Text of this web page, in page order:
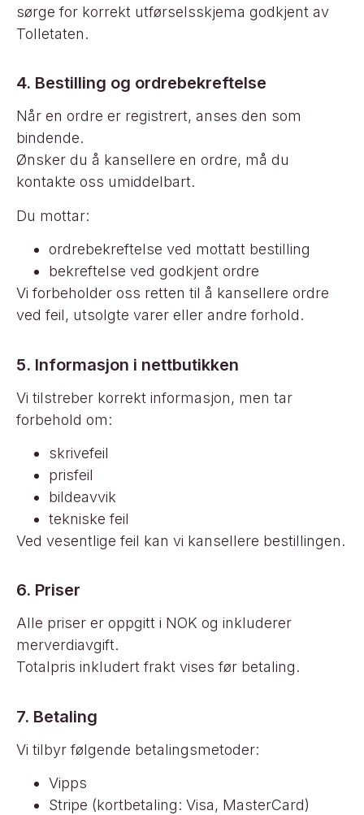
sørge for korrekt utførselsskjema godkjent av
Tolletaten.
4. Bestilling og ordrebekreftelse
Når en ordre er registrert, anses den som
bindende.
Ønsker du å kansellere en ordre, må du
kontakte oss umiddelbart.
Du mottar:
ordrebekreftelse ved mottatt bestilling
bekreftelse ved godkjent ordre
Vi forbeholder oss retten til å kansellere ordre
ved feil, utsolgte varer eller andre forhold.
5. Informasjon i nettbutikken
Vi tilstreber korrekt informasjon, men tar
forbehold om:
skrivefeil
prisfeil
bildeavvik
tekniske feil
Ved vesentlige feil kan vi kansellere bestillingen.
6. Priser
Alle priser er oppgitt i NOK og inkluderer
merverdiavgift.
Totalpris inkludert frakt vises før betaling.
7. Betaling
Vi tilbyr følgende betalingsmetoder:
Vipps
Stripe (kortbetaling: Visa, MasterCard)